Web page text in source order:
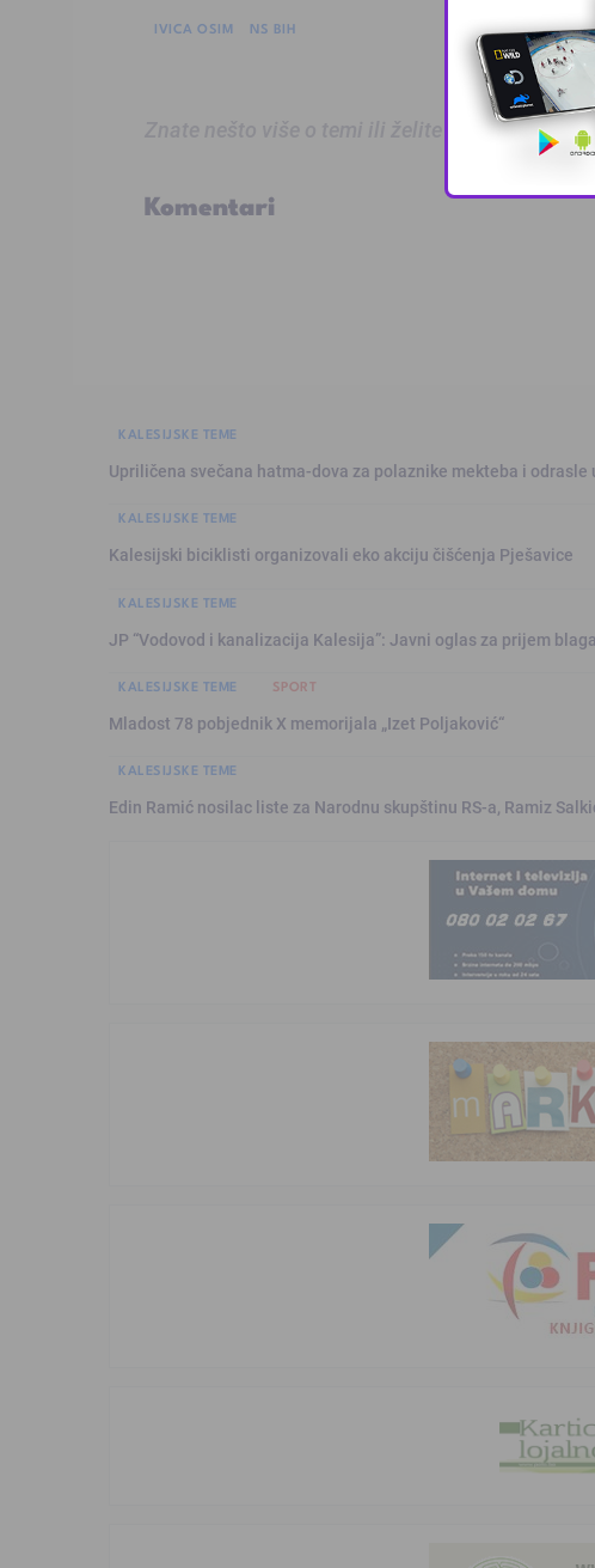
IVICA OSIM NS BIH
Znate nešto više o temi ili želite prijaviti grešku
Komentari
KALESIJSKE TEME
Upriličena svečana hatma-dova za polaznike mekteba i odrasle
KALESIJSKE TEME
Kalesijski biciklisti organizovali eko akciju čišćenja Pješavice
KALESIJSKE TEME
JP “Vodovod i kanalizacija Kalesija”: Javni oglas za prijem
KALESIJSKE TEME SPORT
Mladost 78 pobjednik X memorijala „Izet Poljaković“
KALESIJSKE TEME
Edin Ramić nosilac liste za Narodnu skupštinu RS-a, Ramiz